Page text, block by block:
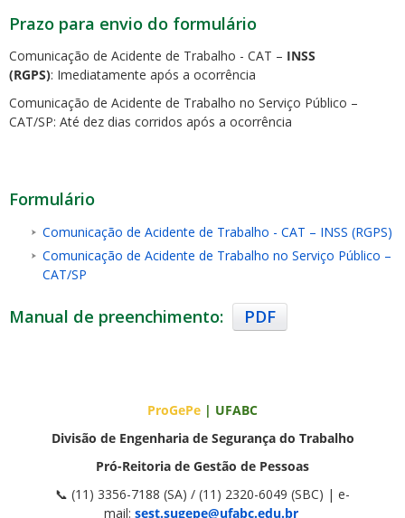
Prazo para envio do formulário
Comunicação de Acidente de Trabalho - CAT – INSS
(RGPS): Imediatamente após a ocorrência
Comunicação de Acidente de Trabalho no Serviço Público –
CAT/SP: Até dez dias corridos após a ocorrência
Formulário
Comunicação de Acidente de Trabalho - CAT – INSS (RGPS)
Comunicação de Acidente de Trabalho no Serviço Público –
CAT/SP
Manual de preenchimento: PDF
ProGePe | UFABC
Divisão de Engenharia de Segurança do Trabalho
Pró-Reitoria de Gestão de Pessoas
📞 (11) 3356-7188 (SA) / (11) 2320-6049 (SBC) | e-
mail: sest.sugepe@ufabc.edu.br